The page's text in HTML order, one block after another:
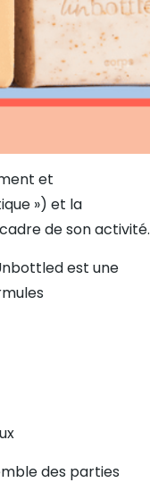
et
») et la
de son activité.
est une
des parties